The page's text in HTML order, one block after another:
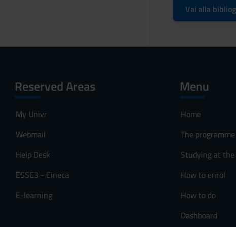
Vai alla
Reserved Areas
My Univr
Webmail
Help Desk
ESSE3 - Cineca
E-learning
Menu
Home
The programme
Studying at
How to enrol
How to do
Dashboard